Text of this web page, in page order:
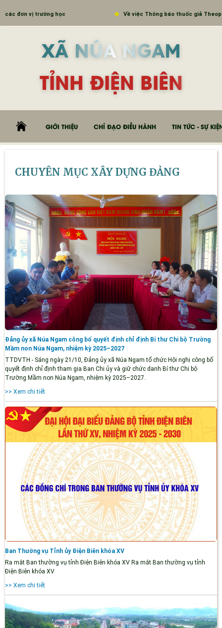
Về việc Thông báo thuốc giả Theophyllin extended -
XÃ NÚA NGAM
TỈNH ĐIỆN BIÊN
GIỚI THIỆU CHỈ ĐẠO ĐIỀU HÀNH TIN TỨC - SỰ
CHUYÊN MỤC XÂY DỰNG ĐẢNG
Đảng ủy xã Núa Ngam công bố quyết định chỉ định Bí thư Chi bộ Trường
Mầm non Núa Ngam, nhiệm kỳ 2025–2027
TTDVTH - Sáng ngày 21/10, Đảng ủy xã Núa Ngam tổ chức Hội nghị công bố
quyết định chỉ định tham gia Ban Chi ủy và giữ chức danh Bí thư Chi bộ
Trường Mầm non Núa Ngam, nhiệm kỳ 2025–2027.
>> Xem chi tiết
Ban Thường vụ Tỉnh ủy Điện Biên khóa XV
Ra mắt Ban thường vụ tỉnh Điện Biên khóa XV Ra mắt Ban thường vụ tỉnh
Điện Biên khóa XV
>> Xem chi tiết